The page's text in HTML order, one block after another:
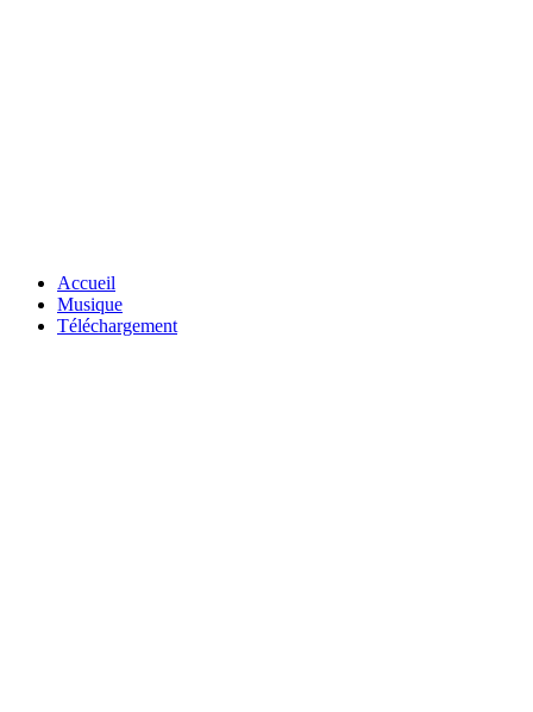
Accueil
Musique
Téléchargement